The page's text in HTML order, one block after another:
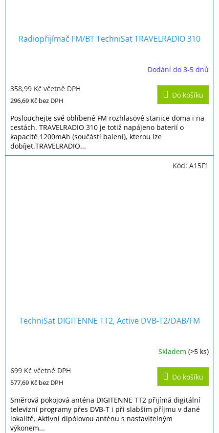
Radiopřijímač FM/BT TechniSat TRAVELRADIO 310
produktu
je
z
5
hvězdiček.
Dodání do 3-5 dnů
358,99 Kč včetně DPH
296,69 Kč bez DPH
Do košíku
Poslouchejte své oblíbené FM rozhlasové stanice doma i na
cestách. TRAVELRADIO 310 je totiž napájeno baterií o
kapacitě 1200mAh (součástí balení), kterou lze
dobíjet.TRAVELRADIO...
TechniSat DIGITENNE TT2, Active DVB-T2/DAB/FM
produktu
je
z
5
hvězdiček.
Skladem(>5 ks)
699 Kč včetně DPH
577,69 Kč bez DPH
Do košíku
Směrová pokojová anténa DIGITENNE TT2 přijímá digitální
televizní programy přes DVB-T i při slabším příjmu v dané
lokalitě. Aktivní dipólovou anténu s nastavitelným
výkonem...
Kód: A15F1